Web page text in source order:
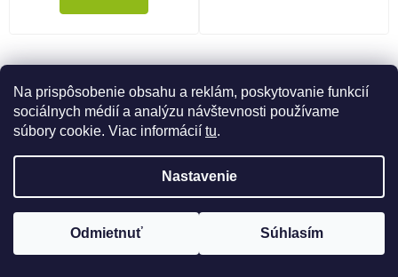
Na prispôsobenie obsahu a reklám, poskytovanie funkcií
sociálnych médií a analýzu návštevnosti používame
súbory cookie. Viac informácií tu.
Nastavenie
Odmietnuť Súhlasím
Ovládacie prvky výpisu
NAČÍTAŤ 60 ĎALŠÍCH
Stránkovanie
3
položiek celkom
HORE